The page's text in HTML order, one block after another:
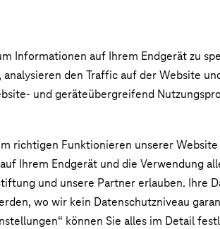
Informationen auf Ihrem Endgerät zu
den Traffic auf der Website
und geräteübergreifend
richtigen Funktionieren unserer
Ihrem Endgerät und die Verwendung
und unsere Partner erlauben. Ihre
wo wir kein Datenschutzniveau
können Sie alles im Detail